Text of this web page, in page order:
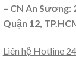
– CN An Sương:
Quận 12,
Liên hệ Hotline